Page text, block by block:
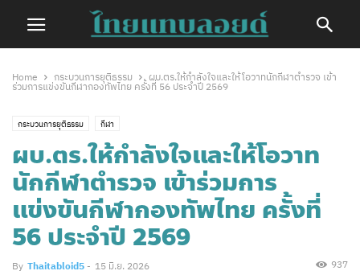
Home กระบวนการยุติธรรม
ผบ.ตร.ให้กำลังใจและให้โอวาทนักกีฬาตำรวจ เข้า
ร่วมการแข่งขันกีฬากองทัพไทย ครั้งที่ 56 ประจำปี 2569
กระบวนการยุติธรรม กีฬา
ผบ.ตร.ให้กำลังใจและให้โอวาท
นักกีฬาตำรวจ เข้าร่วมการ
แข่งขันกีฬากองทัพไทย ครั้งที่
56 ประจำปี 2569
By Thaitabloid5 - 15 มิ.ย. 2026 937